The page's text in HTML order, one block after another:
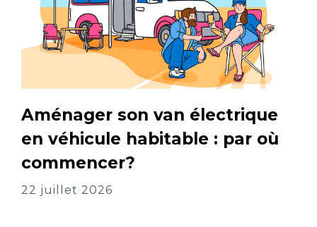
Aménager son van électrique
en véhicule habitable : par où
commencer?
22 juillet 2026